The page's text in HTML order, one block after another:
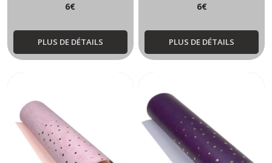
6€
PLUS DE DÉTAILS
6€
PLUS DE DÉTAILS